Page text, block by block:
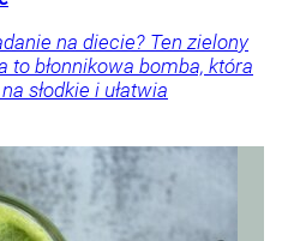
na diecie? Ten zielony
to błonnikowa bomba, która
słodkie i ułatwia